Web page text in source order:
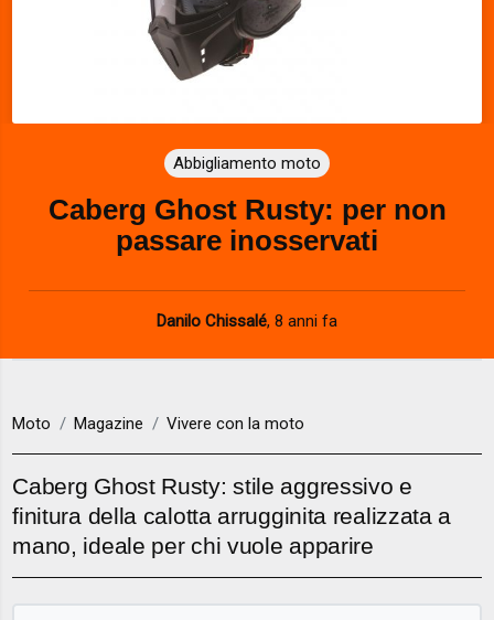
Abbigliamento moto
Caberg Ghost Rusty: per non
passare inosservati
Danilo Chissalé, 8 anni fa
Moto Magazine Vivere con la moto
Caberg Ghost Rusty: stile aggressivo e
finitura della calotta arrugginita realizzata a
mano, ideale per chi vuole apparire